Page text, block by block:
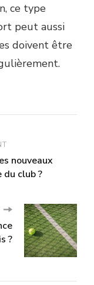
ce type
peut aussi
doivent être
nouveaux
du club ?
?